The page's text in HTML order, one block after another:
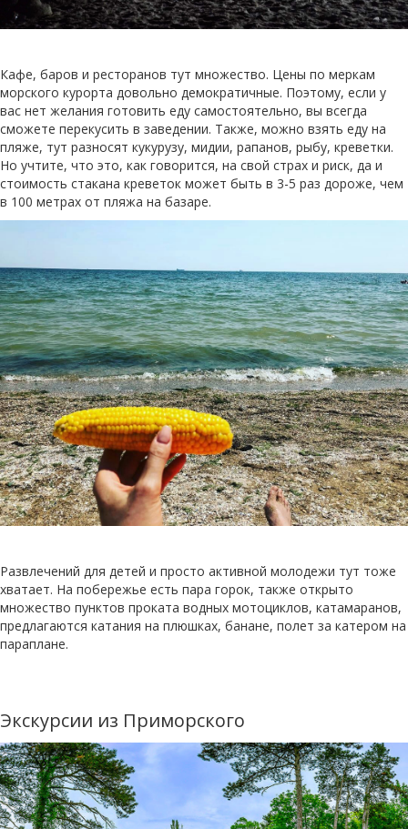
Кафе, баров и ресторанов тут множество. Цены по меркам
морского курорта довольно демократичные. Поэтому, если у
вас нет желания готовить еду самостоятельно, вы всегда
сможете перекусить в заведении. Также, можно взять еду на
пляже, тут разносят кукурузу, мидии, рапанов, рыбу, креветки.
Но учтите, что это, как говорится, на свой страх и риск, да и
стоимость стакана креветок может быть в 3-5 раз дороже, чем
в 100 метрах от пляжа на базаре.
Развлечений для детей и просто активной молодежи тут тоже
хватает. На побережье есть пара горок, также открыто
множество пунктов проката водных мотоциклов, катамаранов,
предлагаются катания на плюшках, банане, полет за катером на
параплане.
Экскурсии из Приморского